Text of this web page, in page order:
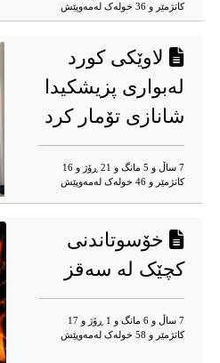
کاتژمێر و 36 خوله‌ک له‌مه‌وپێش‌
لاوێکی کورد
لەبواری پزیشکیدا
شانازی تۆمار کرد
7 ساڵ و 5 مانگ و 21 ڕۆژ و 16
کاتژمێر و 46 خوله‌ک له‌مه‌وپێش‌
خۆسوتاندنی
کچێک لە سەقز
7 ساڵ و 6 مانگ و 1 ڕۆژ و 17
کاتژمێر و 58 خوله‌ک له‌مه‌وپێش‌